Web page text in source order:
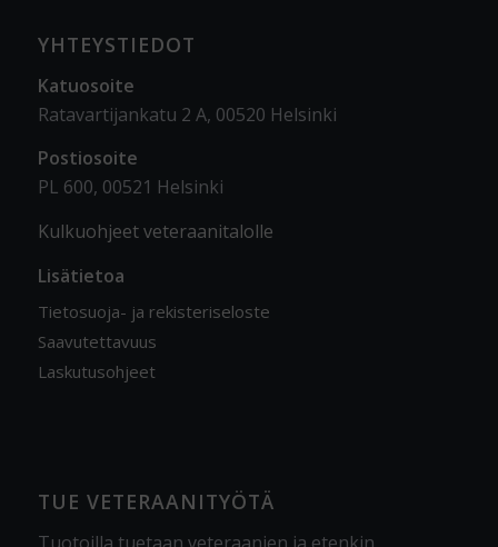
YHTEYSTIEDOT
Katuosoite
Ratavartijankatu 2 A, 00520 Helsinki
Postiosoite
PL 600, 00521 Helsinki
Kulkuohjeet veteraanitalolle
Lisätietoa
Tietosuoja- ja rekisteriseloste
Saavutettavuus
Laskutusohjeet
TUE VETERAANITYÖTÄ